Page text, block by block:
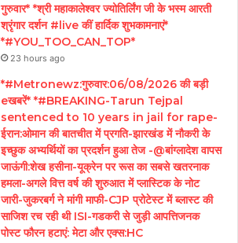
गुरुवार* *श्री महाकालेश्वर ज्योतिर्लिंग जी के भस्म आरती
श्रृंगार दर्शन #live कीं हार्दिक शुभकामनाएं*
*#YOU_TOO_CAN_TOP*
23 hours ago
*#Metronewz:गुरुवार:06/08/2026 की बड़ी
eखबरें* *#BREAKING-Tarun Tejpal
sentenced to 10 years in jail for rape-
ईरान:ओमान की बातचीत में प्रगति-झारखंड में नौकरी के
इच्छुक अभ्यर्थियों का प्रदर्शन हुआ तेज -@बांग्लादेश वापस
जाऊंगी:शेख हसीना-यूक्रेन पर रूस का सबसे खतरनाक
हमला-अगले वित्त वर्ष की शुरुआत में प्लास्टिक के नोट
जारी-जुकरबर्ग ने मांगी माफी-CJP प्रोटेस्ट में ब्लास्ट की
साजिश रच रही थी ISI-गडकरी से जुड़ी आपत्तिजनक
पोस्ट फौरन हटाएं: मेटा और एक्स:HC